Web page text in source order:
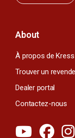
About
À propos de Kress
Trouver un
Dealer portal
Contactez-nous